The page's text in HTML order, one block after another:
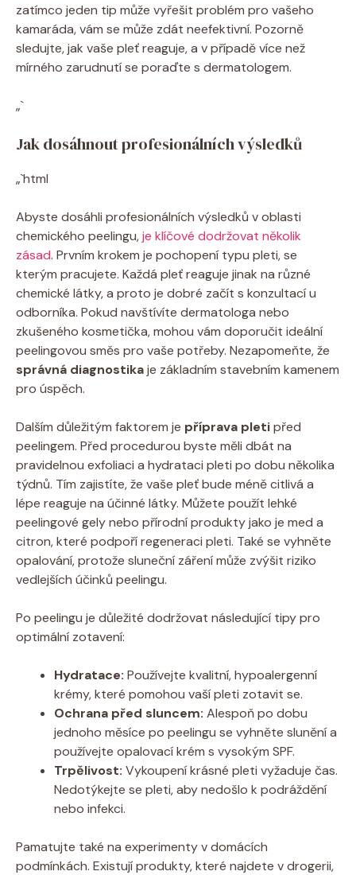
zatímco jeden tip může vyřešit problém pro vašeho
kamaráda, vám se může zdát neefektivní. Pozorně
sledujte, jak vaše pleť reaguje, a v případě více než
mírného zarudnutí se poraďte s dermatologem.
„`
Jak dosáhnout profesionálních výsledků
„`html
Abyste dosáhli profesionálních výsledků v oblasti
chemického peelingu,je klíčové dodržovat několik
zásad. Prvním krokem je pochopení typu pleti, se
kterým pracujete. Každá pleť reaguje jinak na různé
chemické látky, a proto je dobré začít s konzultací u
odborníka. Pokud navštívíte dermatologa nebo
zkušeného kosmetička, mohou vám doporučit ideální
peelingovou směs pro vaše potřeby. Nezapomeňte, že
správná diagnostikaje základním stavebním kamenem
pro úspěch.
Dalším důležitým faktorem je příprava pletipřed
peelingem. Před procedurou byste měli dbát na
pravidelnou exfoliaci a hydrataci pleti po dobu několika
týdnů. Tím zajistíte, že vaše pleť bude méně citlivá a
lépe reaguje na účinné látky. Můžete použít lehké
peelingové gely nebo přírodní produkty jako je med a
citron, které podpoří regeneraci pleti. Také se vyhněte
opalování, protože sluneční záření může zvýšit riziko
vedlejších účinků peelingu.
Po peelingu je důležité dodržovat následující tipy pro
optimální zotavení:
Hydratace: Používejte kvalitní, hypoalergenní
krémy, které pomohou vaší pleti zotavit se.
Ochrana před sluncem: Alespoň po dobu
jednoho měsíce po peelingu se vyhněte slunění a
používejte opalovací krém s vysokým SPF.
Trpělivost: Vykoupení krásné pleti vyžaduje čas.
Nedotýkejte se pleti, aby nedošlo k podráždění
nebo infekci.
Pamatujte také na experimenty v domácích
podmínkách. Existují produkty, které najdete v drogerii,